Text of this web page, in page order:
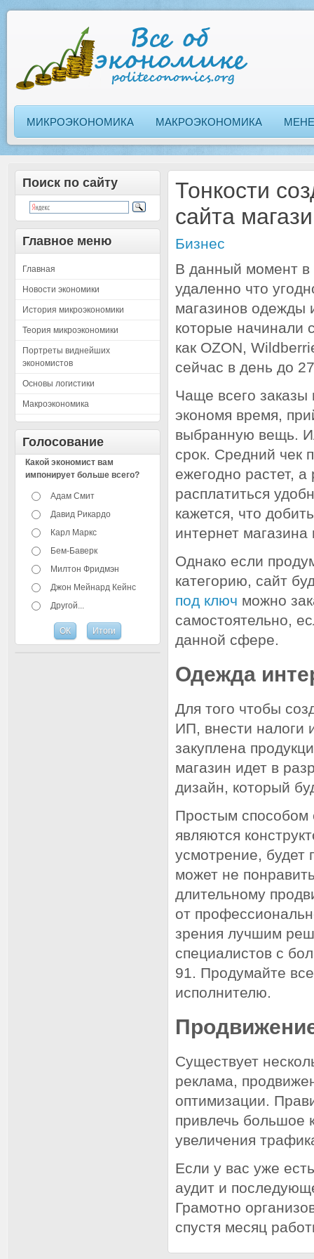
МИКРОЭКОНОМИКА МАКРОЭКОНОМИКА
Поиск по сайту
Главное меню
Главная
Новости экономики
История микроэкономики
Теория микроэкономики
Портреты виднейших
экономистов
Основы логистики
Макроэкономика
Голосование
Какой экономист вам
импонирует больше всего?
Адам Смит
Давид Рикардо
Карл Маркс
Бем-Баверк
Милтон Фридмэн
Джон Мейнард Кейнс
Другой...
Тонкости
сайта
Бизнес
В данный момент в
удаленно что
магазинов одежды
которые начинали
как OZON,
сейчас в день до
Чаще всего
экономя время,
выбранную вещь.
срок. Средний чек
ежегодно растет,
расплатиться
кажется, что
интернет
Однако если
категорию, сайт
под ключ можно
самостоятельно,
данной сфере.
Одежда
Для того чтобы
ИП, внести налоги
закуплена
магазин идет в
дизайн, который
Простым способом
являются
усмотрение, будет
может не
длительному
от
зрения лучшим
специалистов с
91. Продумайте
исполнителю.
Существует
реклама,
оптимизации.
привлечь большое
увеличения
Если у вас уже
аудит и
Грамотно
спустя месяц